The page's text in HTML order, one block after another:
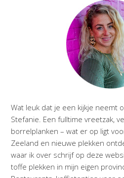
Wat leuk dat je een kijkje neemt
Stefanie. Een fulltime vreetzak,
borrelplanken – wat er op ligt
Zeeland en nieuwe plekken
waar ik over schrijf op deze
toffe plekken in mijn eigen